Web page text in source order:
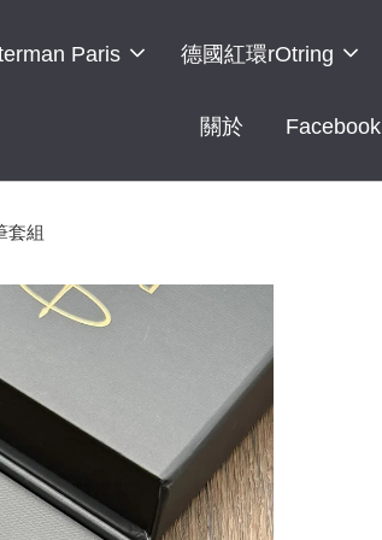
Paris 德國紅環rOtring
關於 Facebook
套組